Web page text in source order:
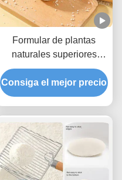
Formular de plantas
naturales superiores
Cassava Litter para gatos
con menos polvo y fuerte
aglomeración
Consiga el mejor precio